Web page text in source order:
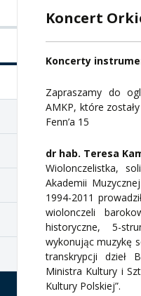
STOPNI
EFEKTÓW
PUBLICZNE
KATEGORII
Koncert
Koncerty
Zapraszamy do
AMKP, które
Fenn’a 15
dr hab. Teresa
Wiolonczelistka,
Akademii
1994-2011
wiolonczeli
historyczne, 5-
wykonując muzykę
transkrypcji dzieł
Ministra Kultury i
Kultury Polskiej”.